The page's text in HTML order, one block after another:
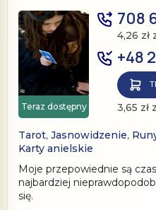
Teraz dostępny
708
4,26 zł
+48
3,65 zł
Tarot, Jasnowidzenie,
Karty anielskie
Moje przepowiednie są
najbardziej
się.